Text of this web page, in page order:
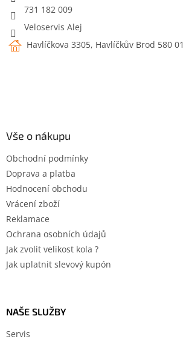
731 182 009
Veloservis Alej
Havlíčkova 3305, Havlíčkův Brod 580 01
Vše o nákupu
Obchodní podmínky
Doprava a platba
Hodnocení obchodu
Vrácení zboží
Reklamace
Ochrana osobních údajů
Jak zvolit velikost kola ?
Jak uplatnit slevový kupón
NAŠE SLUŽBY
Servis